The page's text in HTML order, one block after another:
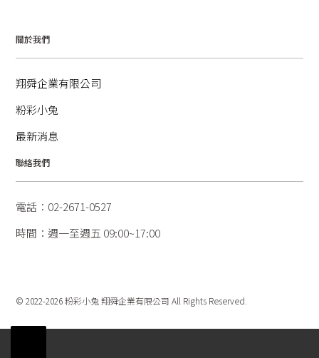
關於我們
翔舜企業有限公司
粉彩小兔
最新消息
聯絡我們
電話：02-2671-0527
時間：週一至週五 09:00~17:00
© 2022-2026 粉彩小兔 翔舜企業有限公司 All Rights Reserved.